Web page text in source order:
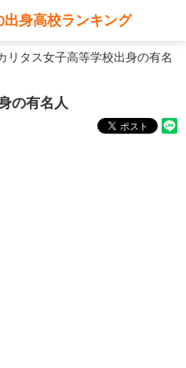
出身高校ランキング
リタス女子高等学校出身の有名
の有名人